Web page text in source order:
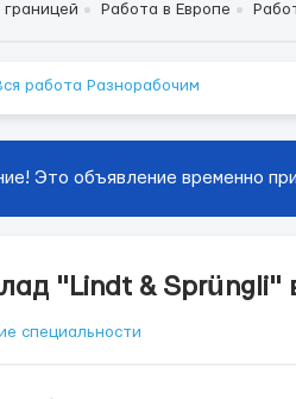
границей Работа в Европе
Разнорабочим
Это объявление временно
"Lindt & Sprüngli"
специальности